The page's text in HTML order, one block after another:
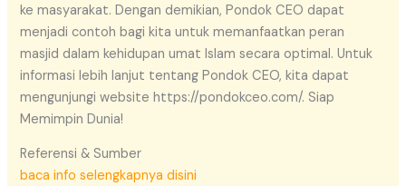
ke masyarakat. Dengan demikian, Pondok CEO dapat
menjadi contoh bagi kita untuk memanfaatkan peran
masjid dalam kehidupan umat Islam secara optimal. Untuk
informasi lebih lanjut tentang Pondok CEO, kita dapat
mengunjungi website https://pondokceo.com/. Siap
Memimpin Dunia!
Referensi & Sumber
baca info selengkapnya disini